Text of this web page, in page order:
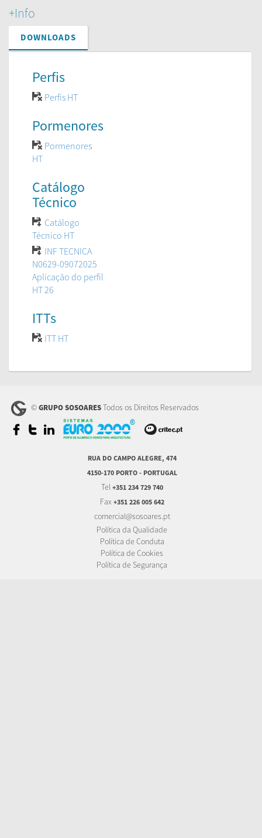
+Info
DOWNLOADS
Perfis
Perfis HT
Pormenores
Pormenores
HT
Catálogo
Técnico
Catálogo
Técnico HT
INF TECNICA
N0629-09072025
Aplicação do perfil
HT 26
ITTs
ITT HT
©GRUPO SOSOARESTodos os Direitos Reservados
RUA DO CAMPO ALEGRE, 474
4150-170 PORTO - PORTUGAL
Tel +351 234 729 740
Fax +351 226 005 642
comercial@sosoares.pt
Política da Qualidade
Política de Conduta
Política de Cookies
Política de Segurança